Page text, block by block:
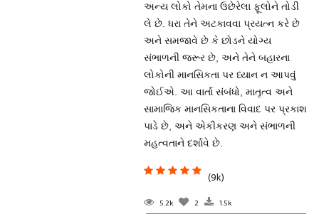
અન્ય લોકો તેમના ઉછેરેલા ફૂલોને તોડી
લે છે. ધરા તેને અટકાવવા પ્રયત્ન કરે છે
અને સમજાવે છે કે છોડને યોગ્ય
સંભાળની જરૂર છે, અને તેને બહારના
લોકોની માનસિકતા પર ધ્યાન ન આપવું
જોઈએ. આ વાર્તા સંબંધો, માતૃત્વ અને
સામાજિક માનસિકતાના વિવાદ પર પ્રકાશ
પાડે છે, અને એકીકરણ અને સંભાળની
મહત્વતાને દર્શાવે છે.
(9k)
5.2k 2 1.5k